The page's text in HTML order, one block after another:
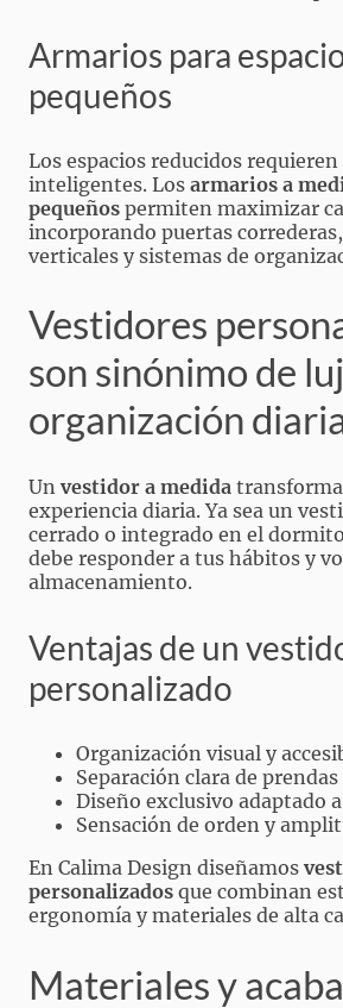
Armarios para
pequeños
Los espacios reducidos
inteligentes. Los armarios a
pequeños permiten maximizar
incorporando puertas
verticales y sistemas de
Vestidores
son sinónimo de
organización
Un vestidor a medida
experiencia diaria. Ya sea un
cerrado o integrado en el
debe responder a tus hábitos y
almacenamiento.
Ventajas de un
personalizado
Organización visual y
Separación clara de
Diseño exclusivo adaptado
Sensación de orden y
En Calima Design diseñamos
personalizados que combinan
ergonomía y materiales de alta
Materiales y